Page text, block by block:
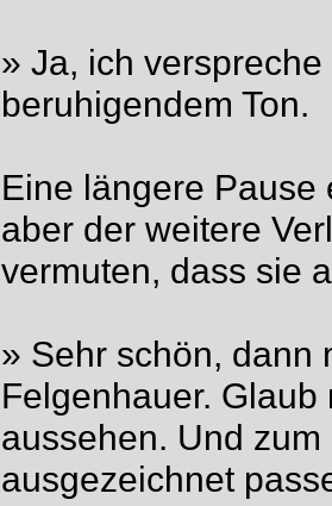
» Ja, ich
beruhigendem Ton.
Eine längere Pause
aber der weitere
vermuten, dass sie
» Sehr schön, dann
Felgenhauer.
aussehen. Und
ausgezeichnet